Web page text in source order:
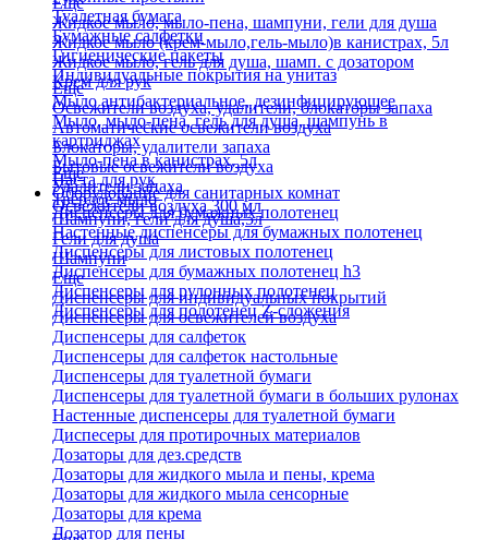
Туалетная бумага
Бумажные салфетки
Гигиенические пакеты
Индивидуальные покрытия на унитаз
Жидкое мыло, мыло-пена, шампуни, гели для душа
Жидкое мыло (крем-мыло,гель-мыло)в канистрах, 5л
Жидкое мыло, гель для душа, шамп. с дозатором
Крем для рук
Мыло антибактериальное, дезинфицирующее
Мыло, мыло-пена, гель для душа, шампунь в
картриджах
Мыло-пена в канистрах, 5л
Паста для рук
Твердое мыло
Шампуни, гели для душа,5л
Гели для душа
Шампуни
Еще
Освежители воздуха, удалители, блокаторы запаха
Автоматические освежители воздуха
Блокаторы, удалители запаха
Бытовые освежители воздуха
Удалители запаха
Освежители воздуха 300 мл
Еще
Оборудование для санитарных комнат
Диспенсеры для бумажных полотенец
Настенные диспенсеры для бумажных полотенец
Диспенсеры для листовых полотенец
Диспенсеры для бумажных полотенец h3
Диспенсеры для рулонных полотенец
Диспенсеры для полотенец Z-сложения
Еще
Диспенсеры для индивидуальных покрытий
Диспенсеры для освежителей воздуха
Диспенсеры для салфеток
Диспенсеры для салфеток настольные
Диспенсеры для туалетной бумаги
Диспенсеры для туалетной бумаги в больших рулонах
Настенные диспенсеры для туалетной бумаги
Диспесеры для протирочных материалов
Дозаторы для дез.средств
Дозаторы для жидкого мыла и пены, крема
Дозаторы для жидкого мыла сенсорные
Дозаторы для крема
Дозатор для пены